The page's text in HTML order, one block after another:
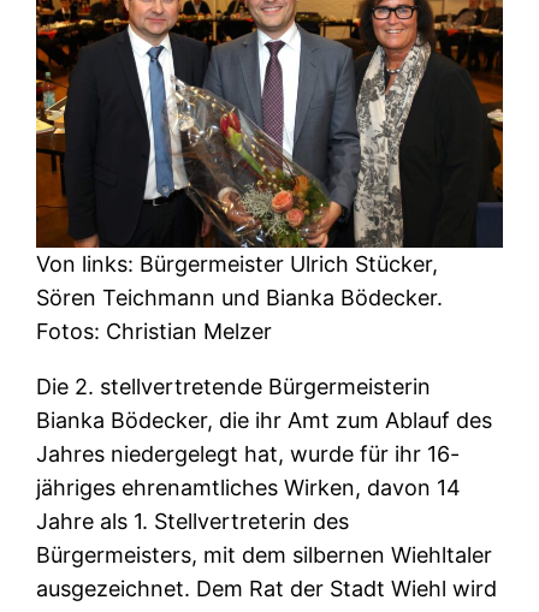
Von links: Bürgermeister Ulrich Stücker,
Sören Teichmann und Bianka Bödecker.
Fotos: Christian Melzer
Die 2. stellvertretende Bürgermeisterin
Bianka Bödecker, die ihr Amt zum Ablauf des
Jahres niedergelegt hat, wurde für ihr 16-
jähriges ehrenamtliches Wirken, davon 14
Jahre als 1. Stellvertreterin des
Bürgermeisters, mit dem silbernen Wiehltaler
ausgezeichnet. Dem Rat der Stadt Wiehl wird